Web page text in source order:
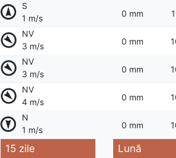
S
1 m/s
0 mm
NV
3 m/s
0 mm
NV
3 m/s
0 mm
NV
4 m/s
0 mm
N
1 m/s
0 mm
15 zile
Lună